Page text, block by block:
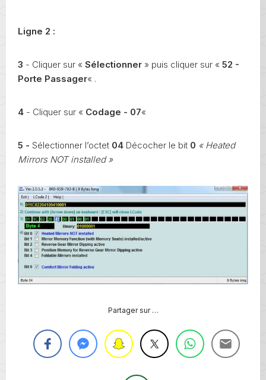
Ligne 2 :
3 - Cliquer sur « Sélectionner » puis cliquer sur « 52 -
Porte Passager« .
4 - Cliquer sur « Codage - 07«
5 - Sélectionner l’octet 04 Décocher le bit 0 « Heated
Mirrors NOT installed »
Partager sur …